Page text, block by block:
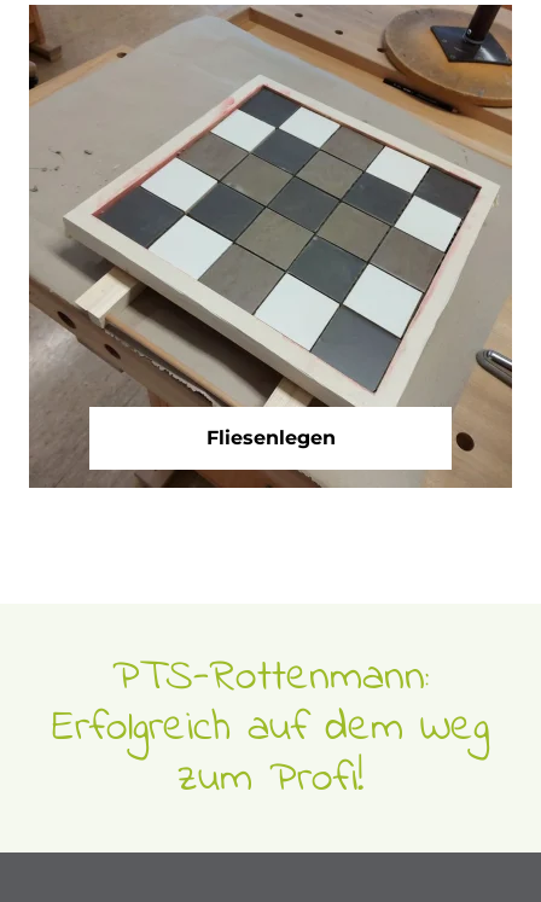
Fliesenlegen
Mini-
PTS-Rottenmann:
Erfolgreich auf dem Weg
zum Profi!